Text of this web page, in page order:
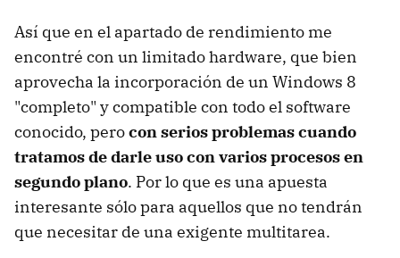
Así que en el apartado de rendimiento me
encontré con un limitado hardware, que bien
aprovecha la incorporación de un Windows 8
"completo" y compatible con todo el software
conocido, perocon serios problemas cuando
tratamos de darle uso con varios procesos en
segundo plano. Por lo que es una apuesta
interesante sólo para aquellos que no tendrán
que necesitar de una exigente multitarea.